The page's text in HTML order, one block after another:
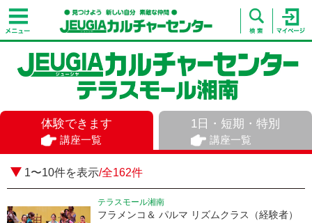
体験できます
講座一覧
1日・短期・特別
講座一覧
1〜10件を表示/全162件
テラスモール湘南
フラメンコ＆ パルマ リズムクラス（経験者）